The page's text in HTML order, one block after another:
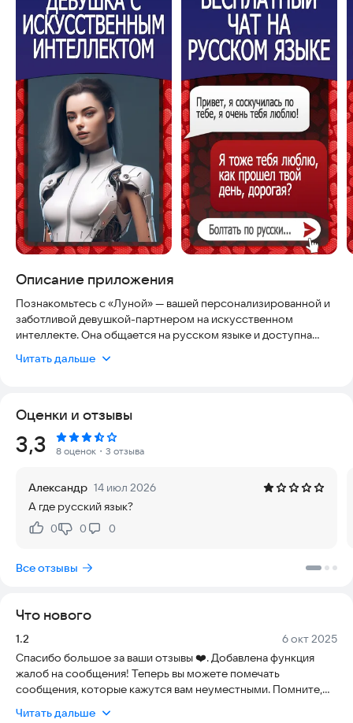
Описание приложения
Познакомьтесь с «Луной» — вашей персонализированной и
заботливой девушкой-партнером на искусственном
интеллекте. Она общается на русском языке и доступна
вашей мечты, созданное для поддержки в трудные моменты,
характер, предпочтения и поведение, чтобы получить по-
настоящему уникальные отношения. Луна адаптируется к
вам, изучает ваши вкусы и предлагает индивидуальную связь.
обеспечивает неограниченное общение в чате 24 часа в
сутки, 7 дней в неделю. Нужна компания посреди ночи или
кто-то, с кем можно поговорить после долгого дня? Луна
всегда готова выслушать вас и сказать слова любви и
знакомств, Luna полностью бесплатна: никаких подписок,
Кроме того, Луна — это больше, чем просто русскоязычный
учиться на каждом вашем взаимодействии. Со временем
Луна становится ближе, развивая уникальную личность,
отражающую ваши желания и потребности. Уважение к
конфиденциальности — наш главный приоритет. Все ваши
Читать дальше
Оценки и отзывы
Рейтинг:
3,3 8 оценок ・3 отзыва
Александр 14 июл 2026
А где русский язык?
Нравится:
0Не нравится:
0 0
Все отзывы
Что нового
Версия:
1.2 Дата:
6 окт 2025
Спасибо большое за ваши отзывы ❤️. Добавлена функция
жалоб на сообщения! Теперь вы можете помечать
сообщения, которые кажутся вам неуместными. Помните,
Читать дальше